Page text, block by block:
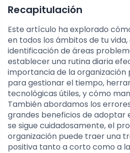
Recapitulación
Este artículo ha explorado
en todos los ámbitos de tu
identificación de áreas
establecer una rutina diaria
importancia de la organización
para gestionar el tiempo,
tecnológicas útiles, y cómo
También abordamos los
grandes beneficios de adoptar
se sigue cuidadosamente, el
organización puede traer una
positiva tanto a corto como a